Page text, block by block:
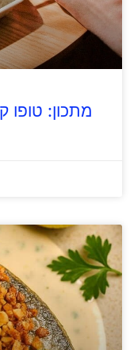
מתכון: טופו